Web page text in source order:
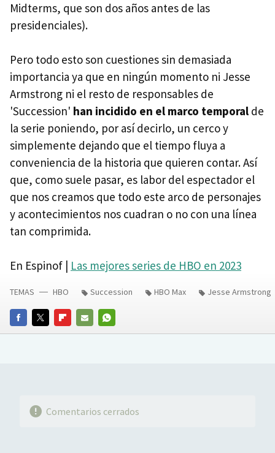
Midterms, que son dos años antes de las
presidenciales).
Pero todo esto son cuestiones sin demasiada
importancia ya que en ningún momento ni Jesse
Armstrong ni el resto de responsables de
'Succession' han incidido en el marco temporal de
la serie poniendo, por así decirlo, un cerco y
simplemente dejando que el tiempo fluya a
conveniencia de la historia que quieren contar. Así
que, como suele pasar, es labor del espectador el
que nos creamos que todo este arco de personajes
y acontecimientos nos cuadran o no con una línea
tan comprimida.
En Espinof | Las mejores series de HBO en 2023
FACEBOOKTWITTERFLIPBOARD
E-
WHATSAPP
TEMAS HBO Succession HBO Max Jesse Armstrong
Comentarios cerrados